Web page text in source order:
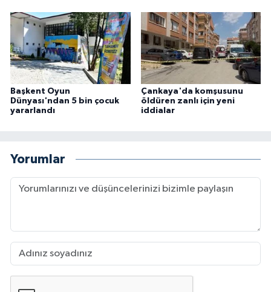
Başkent Oyun
Dünyası'ndan 5 bin çocuk
yararlandı
Çankaya'da komşusunu
öldüren zanlı için yeni
iddialar
Yorumlar